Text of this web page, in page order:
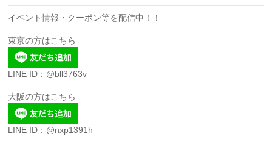
イベント情報・クーポン等を配信中！！
東京の方はこちら
LINE ID：@bll3763v
大阪の方はこちら
LINE ID：@nxp1391h